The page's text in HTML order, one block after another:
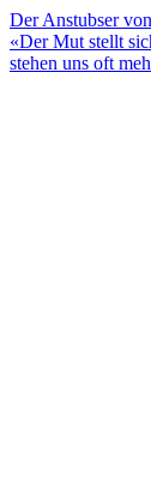
Der Anstubser
«Der Mut stellt
stehen uns oft